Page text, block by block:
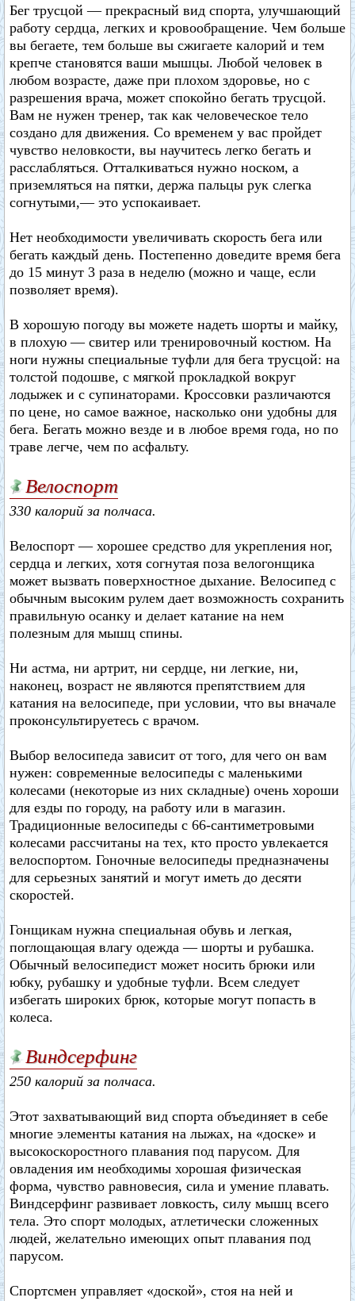
Бег трусцой — прекрасный вид спорта, улучшающий
работу сердца, легких и кровообращение. Чем больше
вы бегаете, тем больше вы сжигаете калорий и тем
крепче становятся ваши мышцы. Любой человек в
любом возрасте, даже при плохом здоровье, но с
разрешения врача, может спокойно бегать трусцой.
Вам не нужен тренер, так как человеческое тело
создано для движения. Со временем у вас пройдет
чувство неловкости, вы научитесь легко бегать и
расслабляться. Отталкиваться нужно носком, а
приземляться на пятки, держа пальцы рук слегка
согнутыми,— это успокаивает.
Нет необходимости увеличивать скорость бега или
бегать каждый день. Постепенно доведите время бега
до 15 минут 3 раза в неделю (можно и чаще, если
позволяет время).
В хорошую погоду вы можете надеть шорты и майку,
в плохую — свитер или тренировочный костюм. На
ноги нужны специальные туфли для бега трусцой: на
толстой подошве, с мягкой прокладкой вокруг
лодыжек и с супинаторами. Кроссовки различаются
по цене, но самое важное, насколько они удобны для
бега. Бегать можно везде и в любое время года, но по
траве легче, чем по асфальту.
Велоспорт
330 калорий за полчаса.
Велоспорт — хорошее средство для укрепления ног,
сердца и легких, хотя согнутая поза велогонщика
может вызвать поверхностное дыхание. Велосипед с
обычным высоким рулем дает возможность сохранить
правильную осанку и делает катание на нем
полезным для мышц спины.
Ни астма, ни артрит, ни сердце, ни легкие, ни,
наконец, возраст не являются препятствием для
катания на велосипеде, при условии, что вы вначале
проконсультируетесь с врачом.
Выбор велосипеда зависит от того, для чего он вам
нужен: современные велосипеды с маленькими
колесами (некоторые из них складные) очень хороши
для езды по городу, на работу или в магазин.
Традиционные велосипеды с 66-сантиметровыми
колесами рассчитаны на тех, кто просто увлекается
велоспортом. Гоночные велосипеды предназначены
для серьезных занятий и могут иметь до десяти
скоростей.
Гонщикам нужна специальная обувь и легкая,
поглощающая влагу одежда — шорты и рубашка.
Обычный велосипедист может носить брюки или
юбку, рубашку и удобные туфли. Всем следует
избегать широких брюк, которые могут попасть в
колеса.
Виндсерфинг
250 калорий за полчаса.
Этот захватывающий вид спорта объединяет в себе
многие элементы катания на лыжах, на «доске» и
высокоскоростного плавания под парусом. Для
овладения им необходимы хорошая физическая
форма, чувство равновесия, сила и умение плавать.
Виндсерфинг развивает ловкость, силу мышц всего
тела. Это спорт молодых, атлетически сложенных
людей, желательно имеющих опыт плавания под
парусом.
Спортсмен управляет «доской», стоя на ней и